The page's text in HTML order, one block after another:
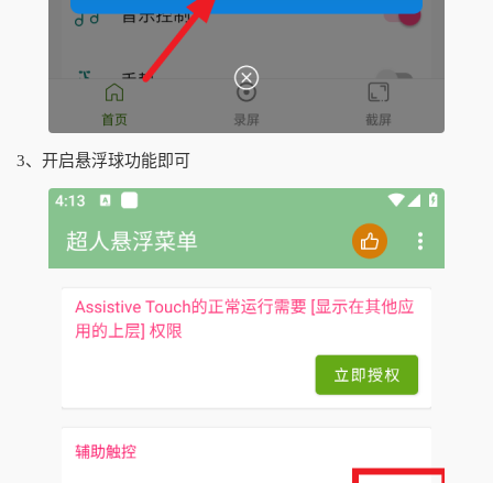
3、开启悬浮球功能即可